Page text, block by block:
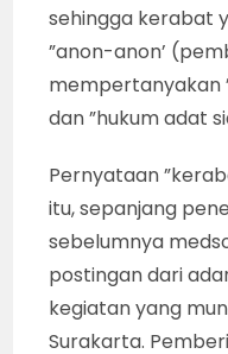
sehingga kerabat
”anon-anon’
mempertanyakan
dan ”hukum adat
Pernyataan
itu, sepanjang
sebelumnya
postingan dari
kegiatan yang
Surakarta.